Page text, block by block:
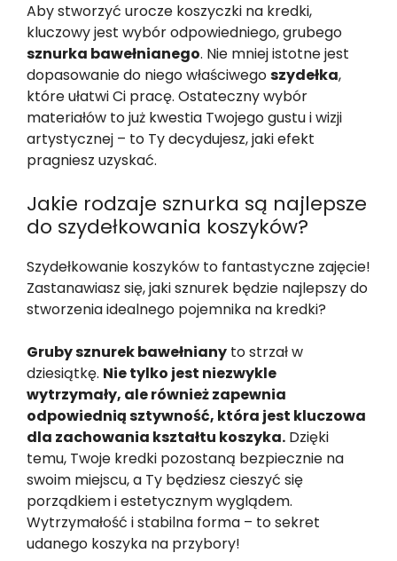
Aby stworzyć urocze koszyczki na kredki,
kluczowy jest wybór odpowiedniego, grubego
sznurka bawełnianego. Nie mniej istotne jest
dopasowanie do niego właściwegoszydełka,
które ułatwi Ci pracę. Ostateczny wybór
materiałów to już kwestia Twojego gustu i wizji
artystycznej – to Ty decydujesz, jaki efekt
pragniesz uzyskać.
Jakie rodzaje sznurka są najlepsze
do szydełkowania koszyków?
Szydełkowanie koszyków to fantastyczne zajęcie!
Zastanawiasz się, jaki sznurek będzie najlepszy do
stworzenia idealnego pojemnika na kredki?
Gruby sznurek bawełniany to strzał w
dziesiątkę. Nie tylko jest niezwykle
wytrzymały, ale również zapewnia
odpowiednią sztywność, która jest kluczowa
dla zachowania kształtu koszyka. Dzięki
temu, Twoje kredki pozostaną bezpiecznie na
swoim miejscu, a Ty będziesz cieszyć się
porządkiem i estetycznym wyglądem.
Wytrzymałość i stabilna forma – to sekret
udanego koszyka na przybory!